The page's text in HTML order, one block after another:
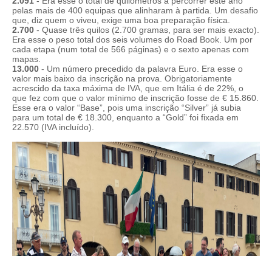
pelas mais de 400 equipas que alinharam à partida. Um desafio
que, diz quem o viveu, exige uma boa preparação física.
2.700 - Quase três quilos (2.700 gramas, para ser mais exacto).
Era esse o peso total dos seis volumes do Road Book. Um por
cada etapa (num total de 566 páginas) e o sexto apenas com
mapas.
13.000 - Um número precedido da palavra Euro. Era esse o
valor mais baixo da inscrição na prova. Obrigatoriamente
acrescido da taxa máxima de IVA, que em Itália é de 22%, o
que fez com que o valor mínimo de inscrição fosse de € 15.860.
Esse era o valor “Base”, pois uma inscrição “Silver” já subia
para um total de € 18.300, enquanto a “Gold” foi fixada em
22.570 (IVA incluído).